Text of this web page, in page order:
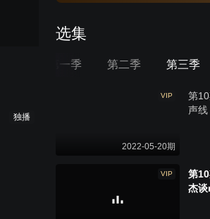
选集
第一季 第二季 第三季
VIP
2022-05-20期
第
声线
VIP
第
杰
独播